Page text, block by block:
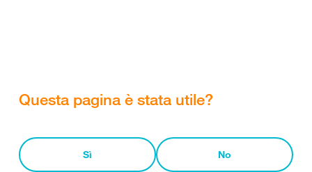
Questa pagina è stata utile?
Sì No